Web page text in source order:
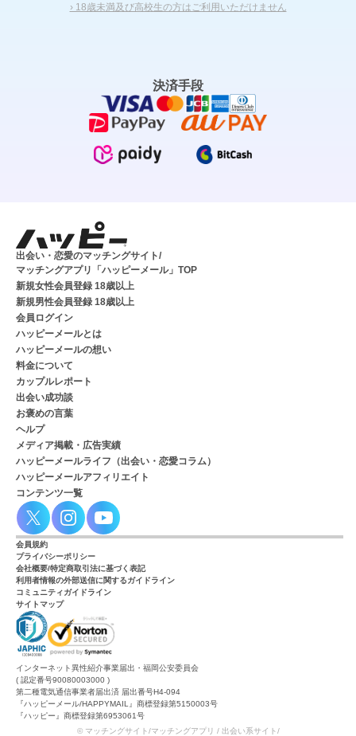
› 18歳未満及び高校生の方はご利用いただけません
決済手段
出会い・恋愛のマッチングサイト/
マッチングアプリ「ハッピーメール」TOP
新規女性会員登録 18歳以上
新規男性会員登録 18歳以上
会員ログイン
ハッピーメールとは
ハッピーメールの想い
料金について
カップルレポート
出会い成功談
お褒めの言葉
ヘルプ
メディア掲載・広告実績
ハッピーメールライフ（出会い・恋愛コラム）
ハッピーメールアフィリエイト
コンテンツ一覧
会員規約
プライバシーポリシー
会社概要/特定商取引法に基づく表記
利用者情報の外部送信に関するガイドライン
コミュニティガイドライン
サイトマップ
インターネット異性紹介事業届出・福岡公安委員会
( 認定番号90080003000 )
第二種電気通信事業者届出済 届出番号H4-094
『ハッピーメール/HAPPYMAIL』商標登録第5150003号
『ハッピー』商標登録第6953061号
© マッチングサイト/マッチングアプリ / 出会い系サイト/